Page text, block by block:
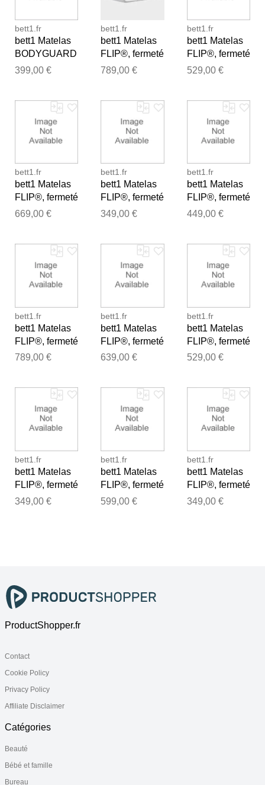
bett1.fr
bett1 Matelas
BODYGUARD
®, fermeté
399,00 €
bett1.fr
bett1 Matelas
FLIP®, fermeté
moyenne (H3),
789,00 €
bett1.fr
bett1 Matelas
FLIP®, fermeté
moyenne (H3),
529,00 €
bett1.fr
bett1 Matelas
FLIP®, fermeté
moyenne (H3),
669,00 €
bett1.fr
bett1 Matelas
FLIP®, fermeté
moyenne (H3),
349,00 €
bett1.fr
bett1 Matelas
FLIP®, fermeté
moyenne (H3),
449,00 €
bett1.fr
bett1 Matelas
FLIP®, fermeté
moyenne (H3),
789,00 €
bett1.fr
bett1 Matelas
FLIP®, fermeté
moyenne (H3),
639,00 €
bett1.fr
bett1 Matelas
FLIP®, fermeté
moyenne (H3),
529,00 €
bett1.fr
bett1 Matelas
FLIP®, fermeté
moyenne (H3),
349,00 €
bett1.fr
bett1 Matelas
FLIP®, fermeté
moyenne (H3),
599,00 €
bett1.fr
bett1 Matelas
FLIP®, fermeté
moyenne (H3),
349,00 €
Merci pour votre avis
Notre équipe va maintenant
examiner vos commentaires
ProductShopper.fr
Contact
Cookie Policy
Privacy Policy
Affiliate Disclaimer
Catégories
Beauté
Bébé et famille
Bureau